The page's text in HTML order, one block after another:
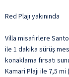
Red Plajı yakınında
Villa misafirlere
ile 1 dakika sürüş
konaklama fırsatı
Kamari Plajı ile 7,5